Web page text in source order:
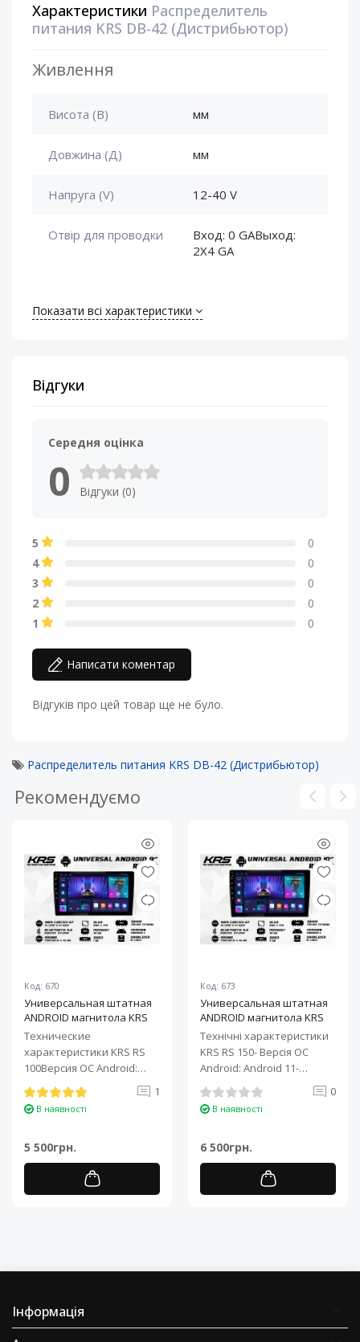
Характеристики Распределитель
питания KRS DB-42 (Дистрибьютор)
Живлення
Висота (В) мм
Довжина (Д) мм
Напруга (V) 12-40 V
Отвір для проводки
Вход: 0 GAВыход:
2Х4 GA
Показати всі характеристики
Відгуки
Середня оцінка
0 Відгуки (0)
5
0
4
0
3
0
2
0
1
0
Написати коментар
Відгуків про цей товар ще не було.
Распределитель питания KRS DB-42 (Дистрибьютор)
Рекомендуємо
Код: 670
Универсальная штатная
ANDROID магнитола KRS
RS 100 9" 1/32 GB
Технические
характеристики KRS RS
100Версия ОС Android:
Android 11Процессор: 4-
ядерный ARM Cortex-A7..
1
В наявності
5 500грн.
Код: 673
Универсальная штатная
ANDROID магнитола KRS
RS 150 10" 2/32 GB
Технічні характеристики
KRS RS 150- Версія ОС
Android: Android 11-
Процесор: 4-ядерний ARM
Cortex-A7..
0
В наявності
6 500грн.
Інформація